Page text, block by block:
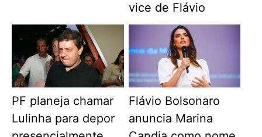
vice de Flávio
PF planeja chamar
Lulinha para depor
Flávio Bolsonaro
anuncia Marina